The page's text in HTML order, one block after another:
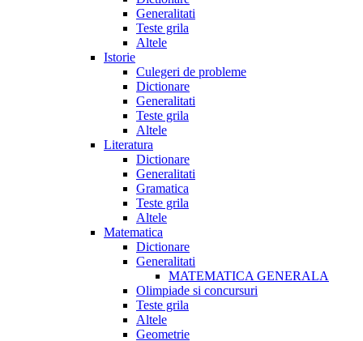
Generalitati
Teste grila
Altele
Istorie
Culegeri de probleme
Dictionare
Generalitati
Teste grila
Altele
Literatura
Dictionare
Generalitati
Gramatica
Teste grila
Altele
Matematica
Dictionare
Generalitati
MATEMATICA GENERALA
Olimpiade si concursuri
Teste grila
Altele
Geometrie